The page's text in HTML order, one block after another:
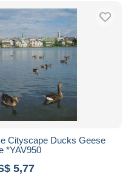
Cityscape Ducks Geese
*YAV950
5,77